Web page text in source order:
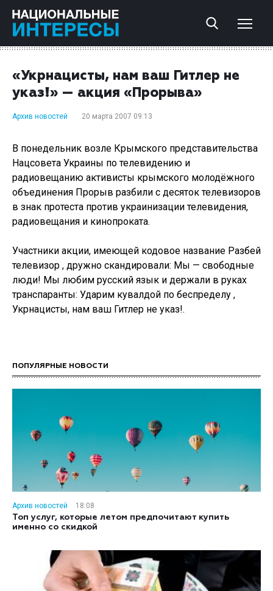
«Укрнацисты, нам ваш Гитлер не
указ!» — акция «Прорыва»
Архив новостей 20 марта 2007 09:13
В понедельник возле Крымского представительства
Нацсовета Украины по телевидению и
радиовещанию активисты крымского молодёжного
объединения Прорыв разбили с десяток телевизоров
в знак протеста против украинизации телевидения,
радиовещания и кинопроката.
Участники акции, имеющей кодовое название Разбей
телевизор , дружно скандировали: Мы — свободные
люди! Мы любим русский язык и держали в руках
транспаранты: Ударим кувалдой по беспределу ,
Укрнацисты, нам ваш Гитлер не указ!.
ПОПУЛЯРНЫЕ НОВОСТИ
Архив новостей
18:08
Топ услуг, которые летом предпочитают купить
именно со скидкой